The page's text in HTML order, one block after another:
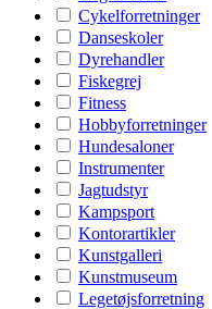
Cykelforretninger
Danseskoler
Dyrehandler
Fiskegrej
Fitness
Hobbyforretninger
Hundesaloner
Instrumenter
Jagtudstyr
Kampsport
Kontorartikler
Kunstgalleri
Kunstmuseum
Legetøjsforretning